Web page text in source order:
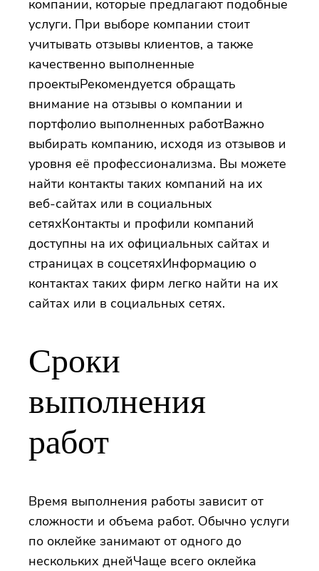
компании, которые предлагают подобные
услуги. При выборе компании стоит
учитывать отзывы клиентов, а также
качественно выполненные
проектыРекомендуется обращать
внимание на отзывы о компании и
портфолио выполненных работВажно
выбирать компанию, исходя из отзывов и
уровня её профессионализма. Вы можете
найти контакты таких компаний на их
веб-сайтах или в социальных
сетяхКонтакты и профили компаний
доступны на их официальных сайтах и
страницах в соцсетяхИнформацию о
контактах таких фирм легко найти на их
сайтах или в социальных сетях.
Сроки
выполнения
работ
Время выполнения работы зависит от
сложности и объема работ. Обычно услуги
по оклейке занимают от одного до
нескольких днейЧаще всего оклейка